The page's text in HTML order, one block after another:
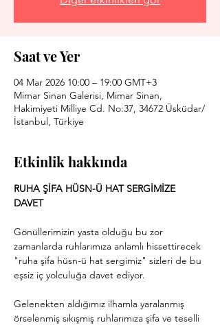
Saat ve Yer
04 Mar 2026 10:00 – 19:00 GMT+3
Mimar Sinan Galerisi, Mimar Sinan,
Hakimiyeti Milliye Cd. No:37, 34672 Üsküdar/
İstanbul, Türkiye
Etkinlik hakkında
RUHA ŞİFA HÜSN-Ü HAT SERGİMİZE
DAVET
Gönüllerimizin yasta olduğu bu zor
zamanlarda ruhlarımıza anlamlı hissettirecek
"ruha şifa hüsn-ü hat sergimiz" sizleri de bu
eşsiz iç yolculuğa davet ediyor.
Gelenekten aldığımız ilhamla yaralanmış
örselenmiş sıkışmış ruhlarımıza şifa ve teselli